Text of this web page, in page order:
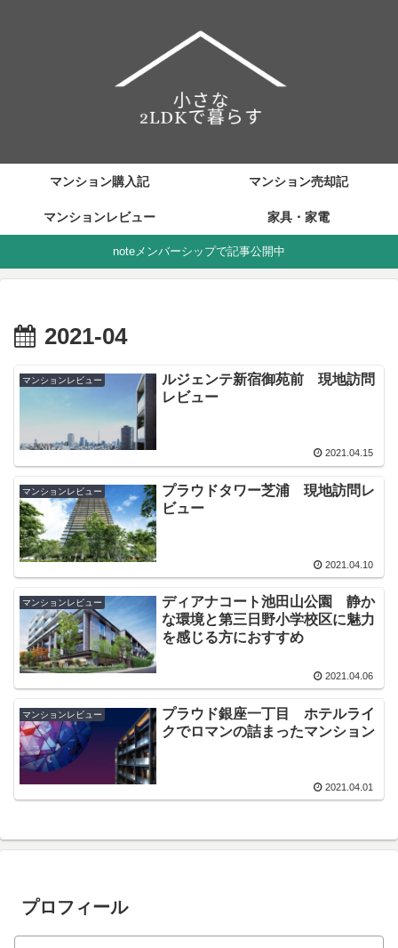
マンション購入記 マンション売却記
マンションレビュー 家具・家電
noteメンバーシップで記事公開中
2021-04
マンションレビュー
ルジェンテ新宿御苑前 現地訪問
レビュー
2021.04.15
マンションレビュー
プラウドタワー芝浦 現地訪問レ
ビュー
2021.04.10
マンションレビュー
ディアナコート池田山公園 静か
な環境と第三日野小学校区に魅力
を感じる方におすすめ
2021.04.06
マンションレビュー
プラウド銀座一丁目 ホテルライ
クでロマンの詰まったマンション
2021.04.01
プロフィール